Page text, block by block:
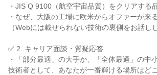
・JIS Q 9100（航空宇宙品質）をクリアする
・なぜ、大阪の工場に欧米からオファーが来
（Webには載せられない技術の裏側をお話し
✅ 2. キャリア面談・質疑応答
・「部分最適」の大手か、「全体最適」の中小
技術者として、あなたが一番輝ける場所はど